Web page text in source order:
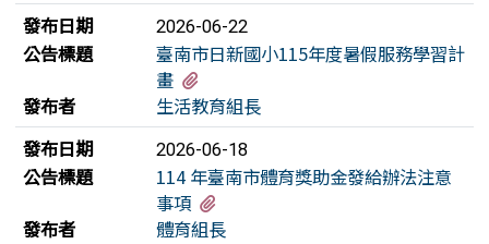
發布日期
2026-06-22
公告標題
臺南市日新國小115年度暑假服務學習計
畫
發布者
生活教育組長
發布日期
2026-06-18
公告標題
114 年臺南市體育獎助金發給辦法注意
事項
發布者
體育組長